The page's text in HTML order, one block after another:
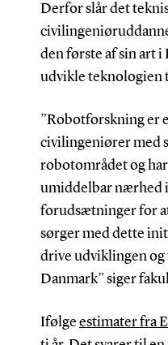
Derfor slår det
den første af sin art
udvikle teknologien
”Robotforskning er
civilingeniører med
robotområdet og
umiddelbar nærhed
forudsætninger for
sørger med dette
drive udviklingen
Danmark” siger
Ifølge estimater fra